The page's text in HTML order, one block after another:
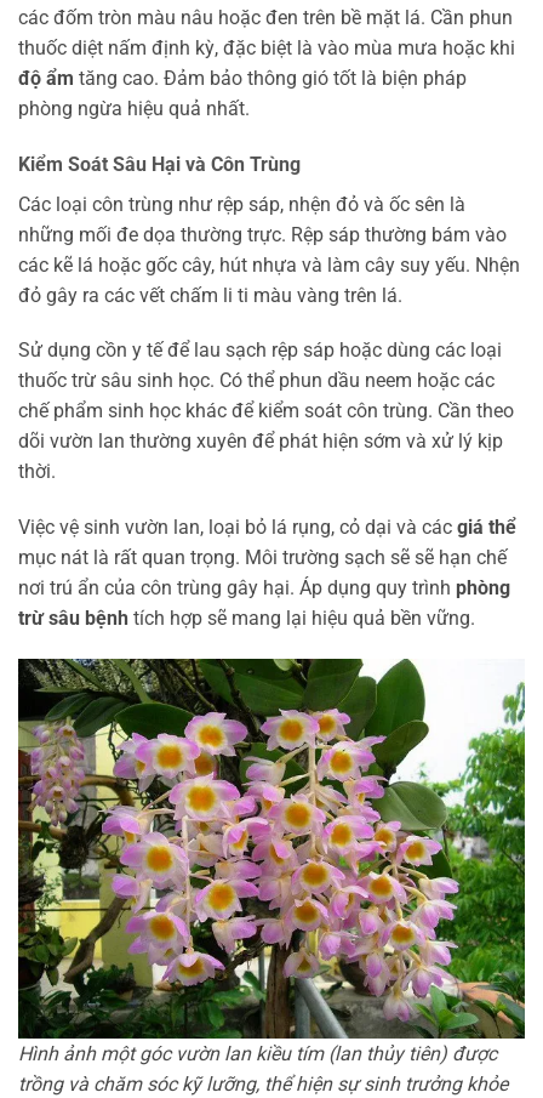
các đốm tròn màu nâu hoặc đen trên bề mặt lá. Cần phun
thuốc diệt nấm định kỳ, đặc biệt là vào mùa mưa hoặc khi
độ ẩm tăng cao. Đảm bảo thông gió tốt là biện pháp
phòng ngừa hiệu quả nhất.
Kiểm Soát Sâu Hại và Côn Trùng
Các loại côn trùng như rệp sáp, nhện đỏ và ốc sên là
những mối đe dọa thường trực. Rệp sáp thường bám vào
các kẽ lá hoặc gốc cây, hút nhựa và làm cây suy yếu. Nhện
đỏ gây ra các vết chấm li ti màu vàng trên lá.
Sử dụng cồn y tế để lau sạch rệp sáp hoặc dùng các loại
thuốc trừ sâu sinh học. Có thể phun dầu neem hoặc các
chế phẩm sinh học khác để kiểm soát côn trùng. Cần theo
dõi vườn lan thường xuyên để phát hiện sớm và xử lý kịp
thời.
Việc vệ sinh vườn lan, loại bỏ lá rụng, cỏ dại và các giá thể
mục nát là rất quan trọng. Môi trường sạch sẽ sẽ hạn chế
nơi trú ẩn của côn trùng gây hại. Áp dụng quy trình phòng
trừ sâu bệnh tích hợp sẽ mang lại hiệu quả bền vững.
Hình ảnh một góc vườn lan kiều tím (lan thủy tiên) được
trồng và chăm sóc kỹ lưỡng, thể hiện sự sinh trưởng khỏe